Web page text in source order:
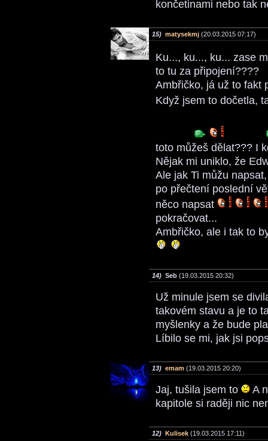
končetinami nebo tak
15) matysekmj (20.03.2015 07:17)
Ku..., ku..., ku... zase
to tu za připojení????
Ambřičko, já už to fakt
Když jsem to dočetla,
toto můžeš dělat??? I
Nějak mi uniklo, že
Ale jak Ti můžu
po přečtení poslední
něco napsat
pokračovat...
Ambřičko, ale i tak to
14) Seb (19.03.2015 20:32)
Už minule jsem se
takovém stavu a je to
myšlenky a že bude
Líbilo se mi, jak jsi
13) emam (19.03.2015 20:20)
Jaj, tušila jsem to
A
kapitole si raději nic
12) Kulisek (19.03.2015 17:11)